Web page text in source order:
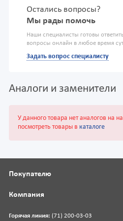
Остались вопросы?
Мы рады помочь
Наши специалисты готовы
вопросы онлайн в любое время
Задать вопрос специалисту
Аналоги и заменители
У данного товара нет аналогов на
посмотреть товары в каталоге
Горячая линия: (71) 200-03-03
Покупателю
Компания